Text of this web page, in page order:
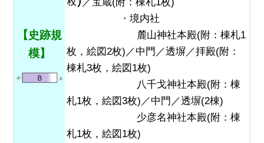
【史跡規
模】
・境内社
麓山神社本殿(附：棟札1
枚，絵図2枚)／中門／透塀／拝殿(附：
棟札3枚，絵図1枚)
八千戈神社本殿(附：棟
札1枚，絵図3枚)／中門／透塀(2棟)
少彦名神社本殿(附：棟
札1枚，絵図1枚)